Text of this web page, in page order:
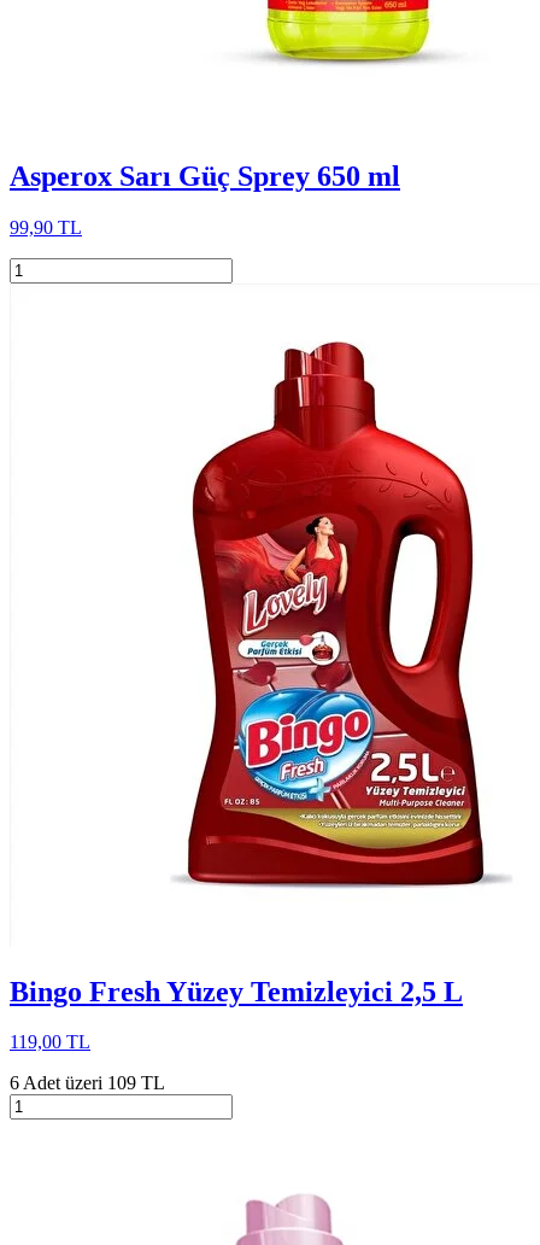
Asperox Sarı Güç Sprey 650 ml
99,90 TL
Bingo Fresh Yüzey Temizleyici 2,5 L
119,00 TL
6 Adet üzeri 109 TL